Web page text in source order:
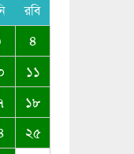
রবি
৪
১১
১৮
২৫